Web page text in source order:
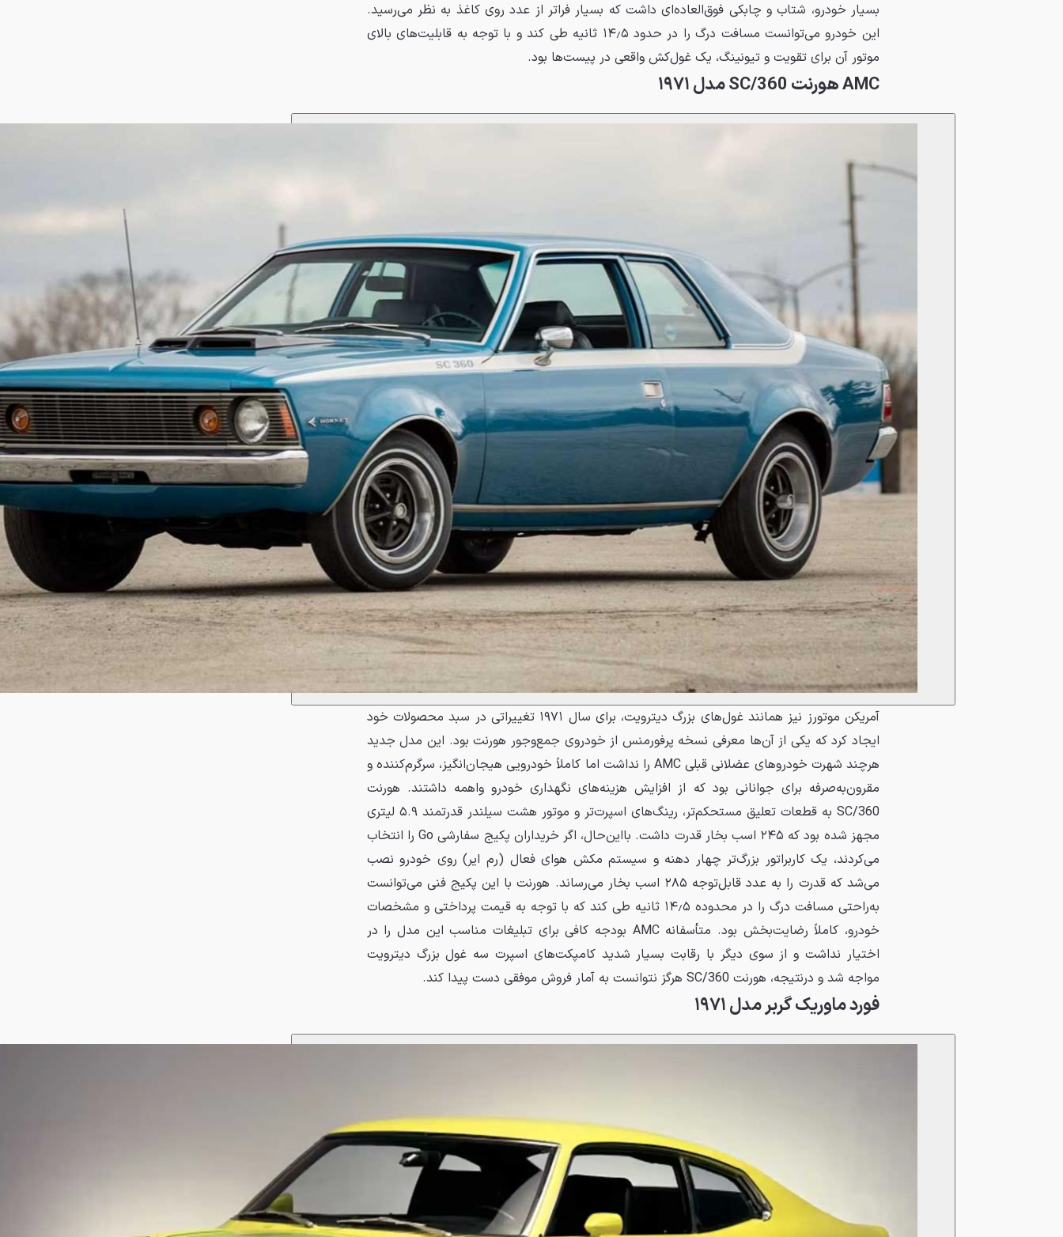
بسیار خودرو، شتاب و چابکی فوق‌العاده‌ای داشت که بسیار فراتر از عدد روی کاغذ به نظر می‌رسید.
این خودرو می‌توانست مسافت درگ را در حدود ۱۴٫۵ ثانیه طی کند و با توجه به قابلیت‌های بالای
موتور آن برای تقویت و تیونینگ، یک غول‌کش واقعی در پیست‌ها بود.
AMC هورنت SC/360 مدل ۱۹۷۱
آمریکن موتورز نیز همانند غول‌های بزرگ دیترویت، برای سال ۱۹۷۱ تغییراتی در سبد محصولات خود
ایجاد کرد که یکی از آن‌ها معرفی نسخه پرفورمنس از خودروی جمع‌وجور هورنت بود. این مدل جدید
هرچند شهرت خودروهای عضلانی قبلی AMC را نداشت اما کاملاً خودرویی هیجان‌انگیز، سرگرم‌کننده و
مقرون‌به‌صرفه برای جوانانی بود که از افزایش هزینه‌های نگهداری خودرو واهمه داشتند. هورنت
SC/360 به قطعات تعلیق مستحکم‌تر، رینگ‌های اسپرت‌تر و موتور هشت سیلندر قدرتمند ۵.۹ لیتری
مجهز شده بود که ۲۴۵ اسب بخار قدرت داشت. بااین‌حال، اگر خریداران پکیج سفارشی Go را انتخاب
می‌کردند، یک کاربراتور بزرگ‌تر چهار دهنه و سیستم مکش هوای فعال (رم ایر) روی خودرو نصب
می‌شد که قدرت را به عدد قابل‌توجه ۲۸۵ اسب بخار می‌رساند. هورنت با این پکیج فنی می‌توانست
به‌راحتی مسافت درگ را در محدوده ۱۴٫۵ ثانیه طی کند که با توجه به قیمت پرداختی و مشخصات
خودرو، کاملاً رضایت‌بخش بود. متأسفانه AMC بودجه کافی برای تبلیغات مناسب این مدل را در
اختیار نداشت و از سوی دیگر با رقابت بسیار شدید کامپکت‌های اسپرت سه غول بزرگ دیترویت
مواجه شد و درنتیجه، هورنت SC/360 هرگز نتوانست به آمار فروش موفقی دست پیدا کند.
فورد ماوریک گربر مدل ۱۹۷۱